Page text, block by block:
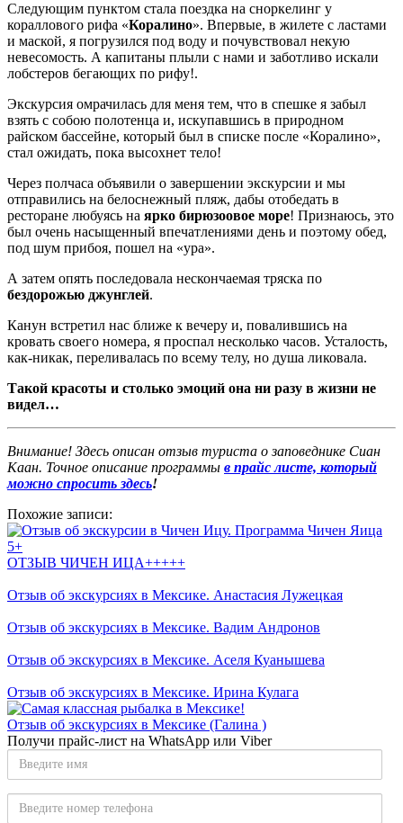
Следующим пунктом стала поездка на сноркелинг у
кораллового рифа «Коралино». Впервые, в жилете с ластами
и маской, я погрузился под воду и почувствовал некую
невесомость. А капитаны плыли с нами и заботливо искали
лобстеров бегающих по рифу!.
Экскурсия омрачилась для меня тем, что в спешке я забыл
взять с собою полотенца и, искупавшись в природном
райском бассейне, который был в списке после «Коралино»,
стал ожидать, пока высохнет тело!
Через полчаса объявили о завершении экскурсии и мы
отправились на белоснежный пляж, дабы отобедать в
ресторане любуясь на ярко бирюзоовое море! Признаюсь, это
был очень насыщенный впечатлениями день и поэтому обед,
под шум прибоя, пошел на «ура».
А затем опять последовала нескончаемая тряска по
бездорожью джунглей.
Канун встретил нас ближе к вечеру и, повалившись на
кровать своего номера, я проспал несколько часов. Усталость,
как-никак, переливалась по всему телу, но душа ликовала.
Такой красоты и столько эмоций она ни разу в жизни не
видел…
Внимание! Здесь описан отзыв туриста о заповеднике Сиан
Каан. Точное описание программы в прайс листе, который
можно спросить здесь!
Похожие записи:
ОТЗЫВ ЧИЧЕН ИЦА+++++
Отзыв об экскурсиях в Мексике. Анастасия Лужецкая
Отзыв об экскурсиях в Мексике. Вадим Андронов
Отзыв об экскурсиях в Мексике. Аселя Куанышева
Отзыв об экскурсиях в Мексике. Ирина Кулага
Отзыв об экскурсиях в Мексике (Галина )
Получи прайс-лист на WhatsApp или Viber
Введите
имя
Введите
номер